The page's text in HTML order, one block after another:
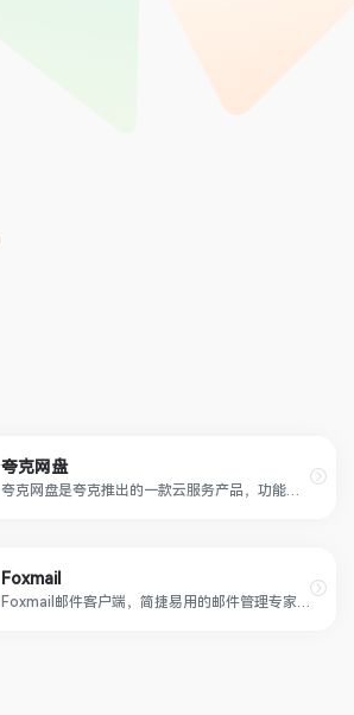
夸克网盘
夸克网盘是夸克推出的一款云服务产品，功能包括云存储、高清看剧、文件在线解压、PDF一键转换等。通过夸克网盘可随时随地管理和使用照片、文档、手机资料，目前支持Android、iOS、PC、iPad。 夸克网盘是夸克浏览器附带的功能，特点就是和浏览器本身的很多智能小工具打通了。像浏览器的很多文字识别、文件转换、文件扫描存档等功能，都可以兼容到夸克网盘的云空间。 此外，很多手机浏览器都有文件管理、查看的功能，而夸克网盘不仅有着类似的功能，而且额外增加了一个网盘主打的自动备份功能，和浏览器的本地管理结合起来，效果更好。最方便的特点是“流畅播”功能，如果用夸克浏览器来播放在线视频，会发现它可以进行视频转存，把网页视频直接转存到夸克网盘，相当于更换了一个更加稳定的视频源，无论是在线观看还是下载，都会变得更加快捷。
Foxmail
Foxmail邮件客户端，简捷易用的邮件管理专家。更高效，更专业，处理邮件更轻松！